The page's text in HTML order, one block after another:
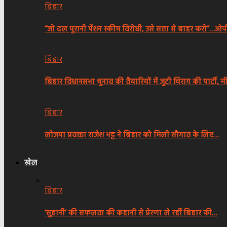
बिहार
”जो दल पुरानी पेंशन स्कीम विरोधी, उसे सत्ता से बाहर
बिहार
बिहार विधानसभा चुनाव की तैयारियों में जुटी चिराग की पार्टी,
बिहार
लोजपा प्रवक्ता राजेश भट्ट ने बिहार को मिली सौगात के लिए…
खेल
बिहार
‘सुहानी’ की सफलता की कहानी से प्रेरणा ले रहीं बिहार की…